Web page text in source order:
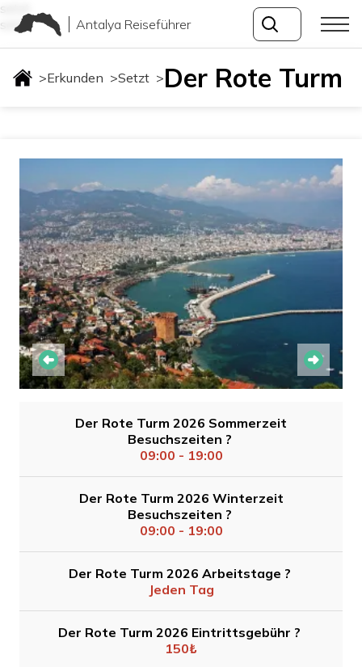
setzt
setzt
Antalya Reiseführer
>Erkunden >Setzt >Der Rote Turm
Der Rote Turm 2026 Sommerzeit
Besuchszeiten ?
09:00 - 19:00
Der Rote Turm 2026 Winterzeit
Besuchszeiten ?
09:00 - 19:00
Der Rote Turm 2026 Arbeitstage ?
Jeden Tag
Der Rote Turm 2026 Eintrittsgebühr ?
150₺